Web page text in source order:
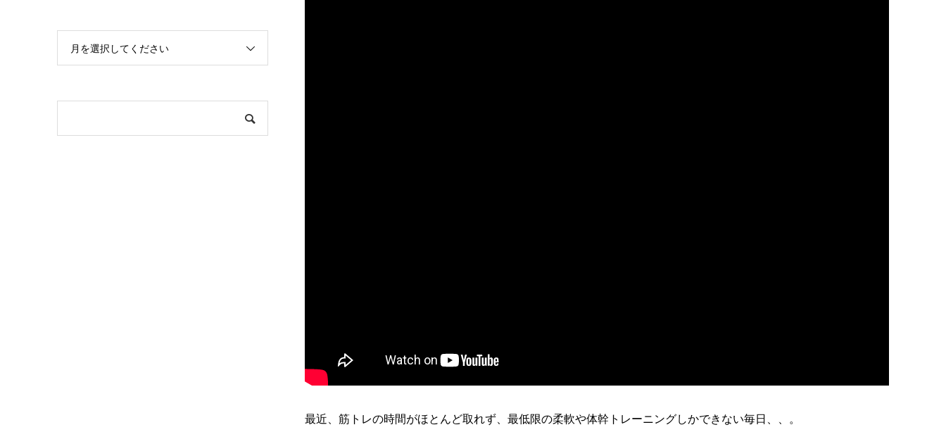
最近、筋トレの時間がほとんど取れず、最低限の柔軟や体幹トレーニングしかできない毎日、、。
月を選択してください